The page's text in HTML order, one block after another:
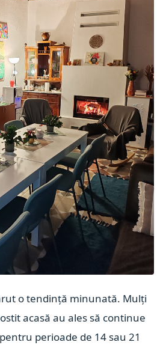
o tendință minunată. Mulți
acasă au ales să continue
perioade de 14 sau 21